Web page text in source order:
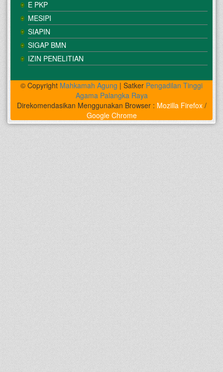
E PKP
MESIPI
SIAPIN
SIGAP BMN
IZIN PENELITIAN
© Copyright Mahkamah Agung | Satker Pengadilan Tinggi
Agama Palangka Raya
Direkomendasikan Menggunakan Browser : Mozilla Firefox/
Google Chrome